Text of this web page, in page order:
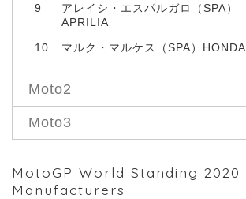
9
アレイシ・エスパルガロ（SPA）
APRILIA
10 マルク・マルケス（SPA）HONDA
Moto2
Moto3
MotoGP World Standing 2020
Manufacturers